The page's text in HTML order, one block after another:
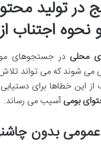
در تولید
نحوه اجتناب
محلی در جستجوهای
می شوند که می تواند
از این خطاها برای
بومیآسیب می رساند.
عمومی بدون